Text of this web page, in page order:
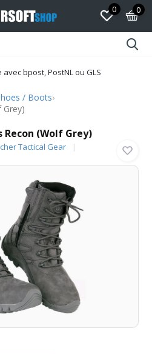
0 0
bpost, PostNL ou GLS
/ Boots›
Grey)
Recon (Wolf Grey)
Tactical Gear